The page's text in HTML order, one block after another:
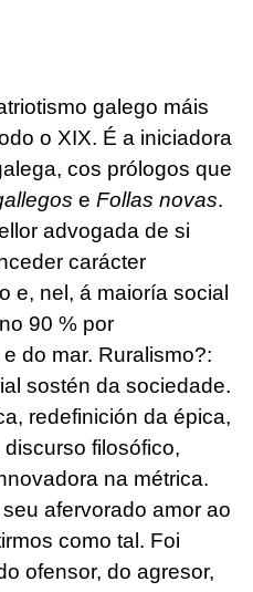
galego máis
o XIX. É a iniciadora
cos prólogos que
e Follas novas.
advogada de si
carácter
e, nel, á maioría social
90 % por
do mar. Ruralismo?:
sostén da sociedade.
redefinición da épica,
filosófico,
na métrica.
afervorado amor ao
como tal. Foi
ofensor, do agresor,